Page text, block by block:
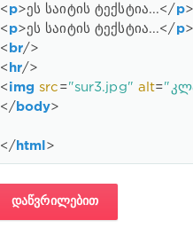
< p>ეს საიტის ტექსტია...</ p>
< p>ეს საიტის ტექსტია...</ p>
< br/>
< hr/>
< img src ="sur3.jpg" alt=
</ body>
</ html >
ᲓᲐᲬᲕᲠᲘᲚᲔᲑᲘᲗ